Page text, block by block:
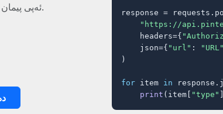
ئەپی پیمان بدە کە پڕۆگرامەکان بەڕێوەببات.
response =
"https://
    headers={
    json={
"url" : "URL"
)
for item in
print (item[ "type"